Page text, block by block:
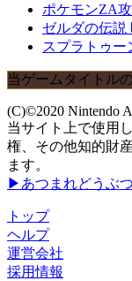
ポケモンZA
ゼルダの伝説
スプラトゥー
当ゲームタイトル
(C)©2020 Nintendo
当サイト上で使用
権、その他知的財
ます。
▶あつまれどうぶ
トップ
ヘルプ
運営会社
採用情報